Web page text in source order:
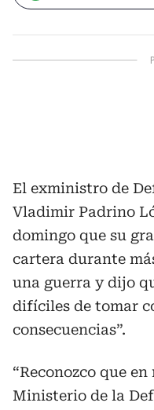
El exministro de
Vladimir Padrino
domingo que su
cartera durante
una guerra y dijo
difíciles de tomar
consecuencias”.
“Reconozco que
Ministerio de la